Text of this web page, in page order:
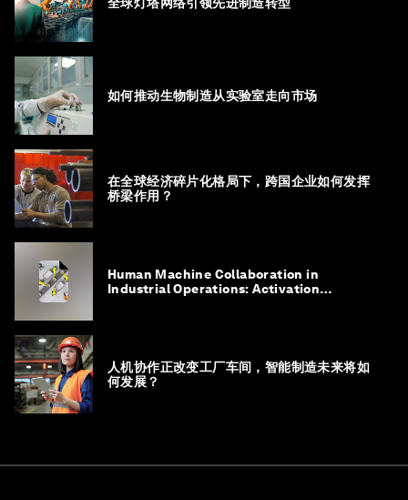
如何推动生物制造从实验室走向市场
在全球经济碎片化格局下，跨国企业如何发挥
桥梁作用？
Human Machine Collaboration in
Industrial Operations: Activation
人机协作正改变工厂车间，智能制造未来将如
何发展？